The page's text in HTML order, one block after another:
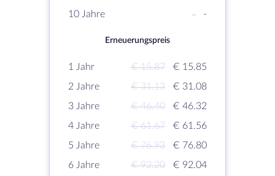
10 Jahre
- -
Erneuerungspreis
1 Jahr € 15.87
€ 15.85
2 Jahre
€ 31.13
€ 31.08
3 Jahre
€ 46.40
€ 46.32
4 Jahre
€ 61.67
€ 61.56
5 Jahre
€ 76.93
€ 76.80
6 Jahre
€ 92.20
€ 92.04